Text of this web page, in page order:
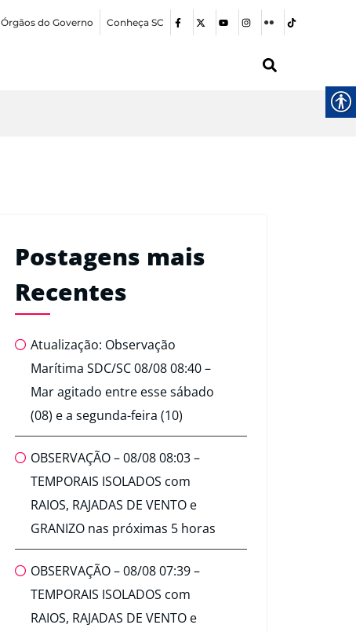
Órgãos do Governo Conheça SC
Postagens mais
Recentes
Atualização: Observação
Marítima SDC/SC 08/08 08:40 –
Mar agitado entre esse sábado
(08) e a segunda-feira (10)
OBSERVAÇÃO – 08/08 08:03 –
TEMPORAIS ISOLADOS com
RAIOS, RAJADAS DE VENTO e
GRANIZO nas próximas 5 horas
OBSERVAÇÃO – 08/08 07:39 –
TEMPORAIS ISOLADOS com
RAIOS, RAJADAS DE VENTO e